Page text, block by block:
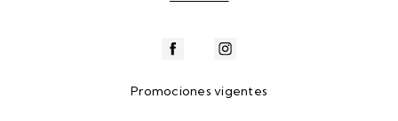
Promociones vigentes